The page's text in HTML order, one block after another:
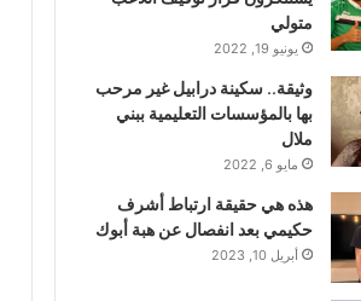
متولي
يونيو 19, 2022
وثيقة.. سكينة درابيل غير مرحب
بها بالمؤسسات التعليمية ببني
ملال
مايو 6, 2022
هذه هي حقيقة ارتباط أشرف
حكيمي بعد انفصال عن هبة أبوك
أبريل 10, 2023